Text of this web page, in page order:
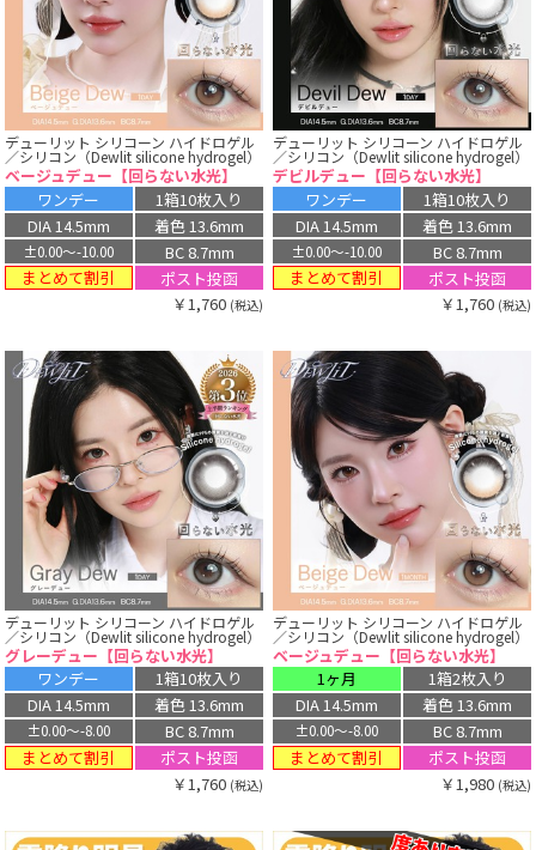
デューリット シリコーン ハイドロゲル
／シリコン（Dewlit silicone hydrogel）
ベージュデュー【回らない水光】
ワンデー
1箱10枚入り
DIA 14.5mm
着色 13.6mm
±0.00〜-10.00
BC 8.7mm
まとめて割引
ポスト投函
￥1,760 (税込)
デューリット シリコーン ハイドロゲル
／シリコン（Dewlit silicone hydrogel）
デビルデュー【回らない水光】
ワンデー
1箱10枚入り
DIA 14.5mm
着色 13.6mm
±0.00〜-10.00
BC 8.7mm
まとめて割引
ポスト投函
￥1,760 (税込)
デューリット シリコーン ハイドロゲル
／シリコン（Dewlit silicone hydrogel）
グレーデュー【回らない水光】
ワンデー
1箱10枚入り
DIA 14.5mm
着色 13.6mm
±0.00〜-8.00
BC 8.7mm
まとめて割引
ポスト投函
￥1,760 (税込)
デューリット シリコーン ハイドロゲル
／シリコン（Dewlit silicone hydrogel）
ベージュデュー【回らない水光】
1ヶ月
1箱2枚入り
DIA 14.5mm
着色 13.6mm
±0.00〜-8.00
BC 8.7mm
まとめて割引
ポスト投函
￥1,980 (税込)